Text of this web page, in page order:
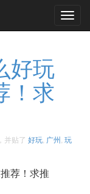
好玩
！求
并贴了 好玩 广州 玩
荐！求推